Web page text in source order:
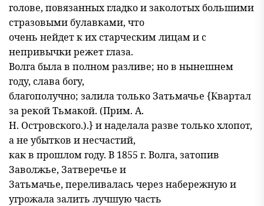
голове, повязанных гладко и заколотых большими
стразовыми булавками, что
очень нейдет к их старческим лицам и с
непривычки режет глаза.
Волга была в полном разливе; но в нынешнем
году, слава богу,
благополучно; залила только Затьмачье {Квартал
за рекой Тьмакой. (Прим. А.
Н. Островского.).} и наделала разве только хлопот,
а не убытков и несчастий,
как в прошлом году. В 1855 г. Волга, затопив
Заволжье, Затверечье и
Затьмачье, переливалась через набережную и
угрожала залить лучшую часть